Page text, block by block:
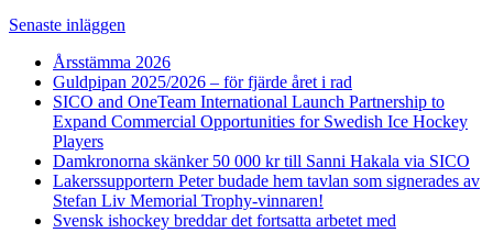
Senaste inläggen
Årsstämma 2026
Guldpipan 2025/2026 – för fjärde året i rad
SICO and OneTeam International Launch Partnership to
Expand Commercial Opportunities for Swedish Ice Hockey
Players
Damkronorna skänker 50 000 kr till Sanni Hakala via SICO
Lakerssupportern Peter budade hem tavlan som signerades av
Stefan Liv Memorial Trophy-vinnaren!
Svensk ishockey breddar det fortsatta arbetet med